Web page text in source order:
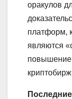
оракулов
платформ,
являются
повышение